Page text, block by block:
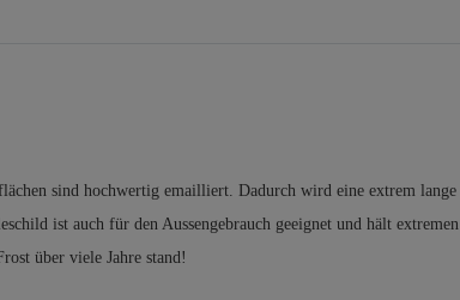
sind hochwertig emailliert. Dadurch wird eine extrem lange
ist auch für den Aussengebrauch geeignet und hält extremen
über viele Jahre stand!